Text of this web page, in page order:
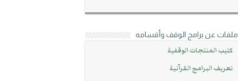
ملفات عن برامج الوقف وأقسامه
كتيب المنتجات الوقفية
تعريف البرامج القرآنية